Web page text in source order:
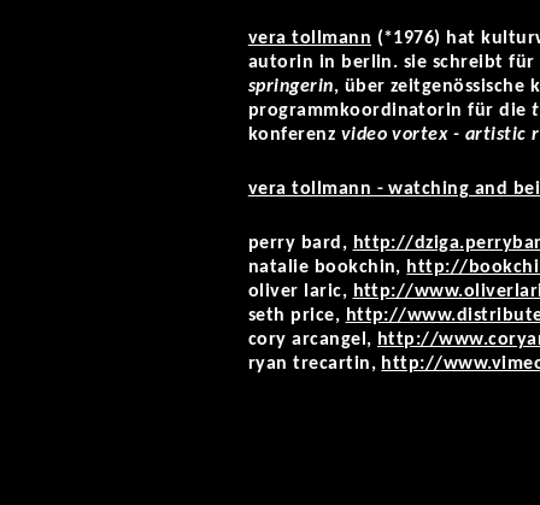
vera tollmann (*1976) hat
autorin in berlin. sie schreibt für
springerin, über zeitgenössische
programmkoordinatorin für die
konferenz video vortex - artistic
vera tollmann - watching and
perry bard, http://
natalie bookchin, http://
oliver laric, http://
seth price, http://
cory arcangel, http://
ryan trecartin, http://